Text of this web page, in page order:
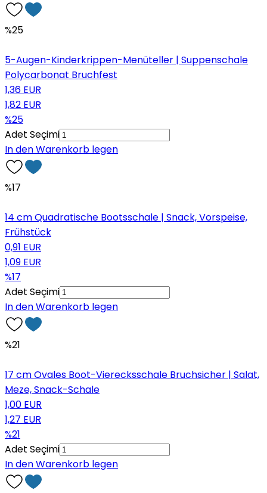
%25
5-Augen-Kinderkrippen-Menüteller | Suppenschale
Polycarbonat Bruchfest
1,36 EUR
1,82 EUR
%25
Adet Seçimi
In den Warenkorb legen
%17
14 cm Quadratische Bootsschale | Snack, Vorspeise,
Frühstück
0,91 EUR
1,09 EUR
%17
Adet Seçimi
In den Warenkorb legen
%21
17 cm Ovales Boot-Vierecksschale Bruchsicher | Salat,
Meze, Snack-Schale
1,00 EUR
1,27 EUR
%21
Adet Seçimi
In den Warenkorb legen